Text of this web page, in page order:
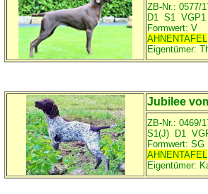
ZB-Nr.: 0577/
D1 S1
Formwert: V
AHNENTAFEL
Eigentümer:
Jubilee
ZB-Nr.: 0469/
S1(J) D1
Formwert: SG
AHNENTAFEL
Eigentümer: